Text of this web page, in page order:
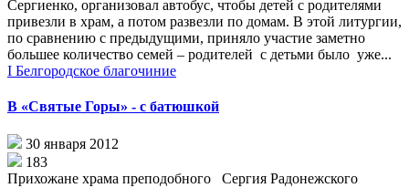
Сергиенко, организовал автобус, чтобы детей с родителями
привезли в храм, а потом развезли по домам. В этой литургии,
по сравнению с предыдущими, приняло участие заметно
большее количество семей – родителей с детьми было уже...
I Белгородское благочиние
В «Святые Горы» - с батюшкой
30 января 2012
183
Прихожане храма преподобного Сергия Радонежского